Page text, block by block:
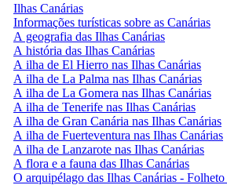
Ilhas Canárias
Informações turísticas sobre as Canárias
A geografia das Ilhas Canárias
A história das Ilhas Canárias
A ilha de El Hierro nas Ilhas Canárias
A ilha de La Palma nas Ilhas Canárias
A ilha de La Gomera nas Ilhas Canárias
A ilha de Tenerife nas Ilhas Canárias
A ilha de Gran Canária nas Ilhas Canárias
A ilha de Fuerteventura nas Ilhas Canárias
A ilha de Lanzarote nas Ilhas Canárias
A flora e a fauna das Ilhas Canárias
O arquipélago das Ilhas Canárias -